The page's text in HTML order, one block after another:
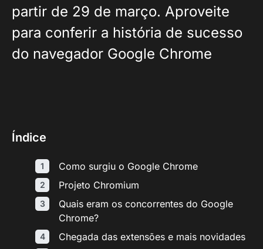
partir de 29 de março. Aproveite
para conferir a história de sucesso
do navegador Google Chrome
Índice
Como surgiu o Google Chrome
Projeto Chromium
Quais eram os concorrentes do Google
Chrome?
Chegada das extensões e mais novidades